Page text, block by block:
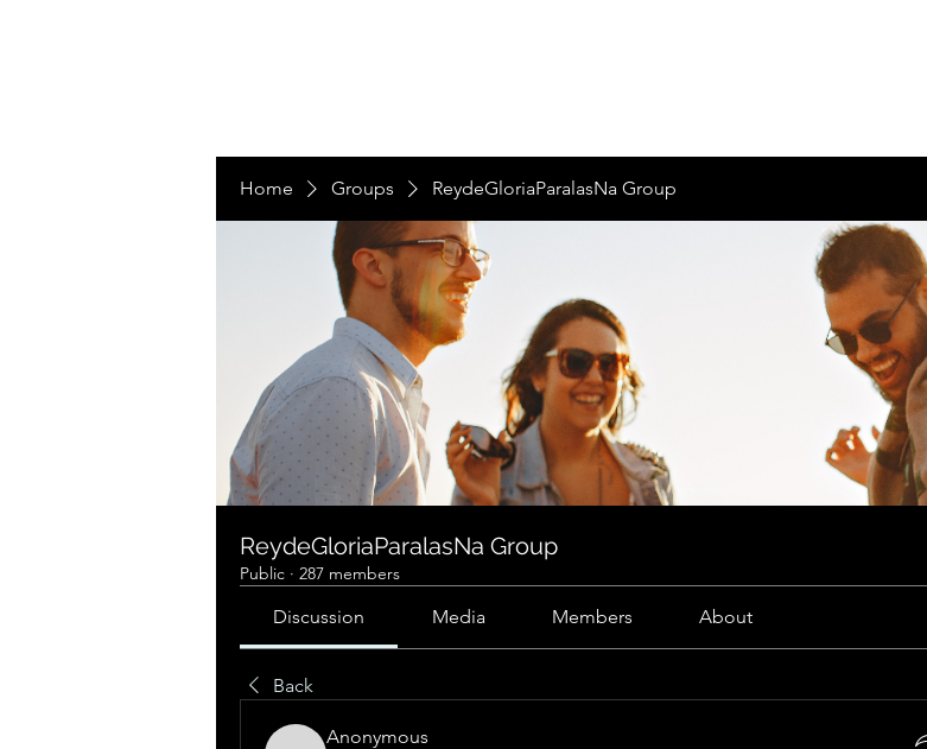
Home Groups ReydeGloriaParalasNa Group
ReydeGloriaParalasNa Group
Public · 287 members
Discussion Media Members About
Back
Anonymous